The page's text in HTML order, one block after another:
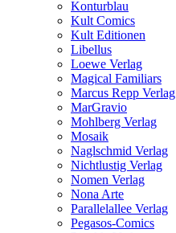
Konturblau
Kult Comics
Kult Editionen
Libellus
Loewe Verlag
Magical Familiars
Marcus Repp Verlag
MarGravio
Mohlberg Verlag
Mosaik
Naglschmid Verlag
Nichtlustig Verlag
Nomen Verlag
Nona Arte
Parallelallee Verlag
Pegasos-Comics